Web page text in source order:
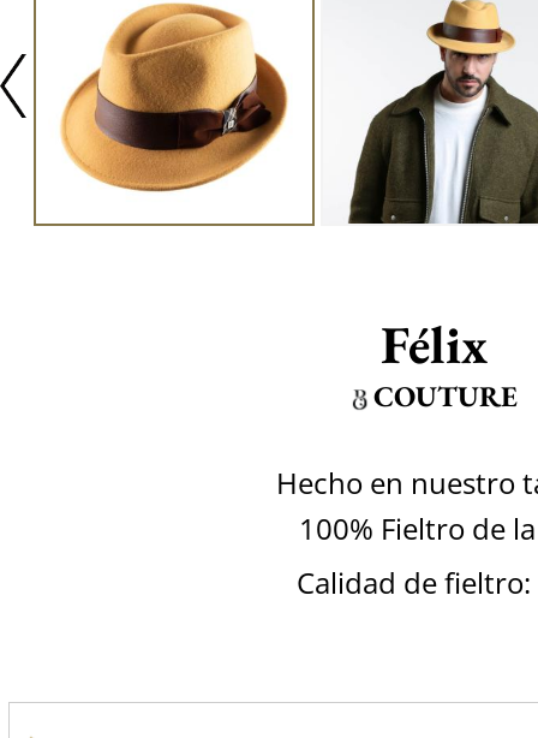
Félix
COUTURE
Hecho en nuestro
100% Fieltro de
Calidad de fieltro: